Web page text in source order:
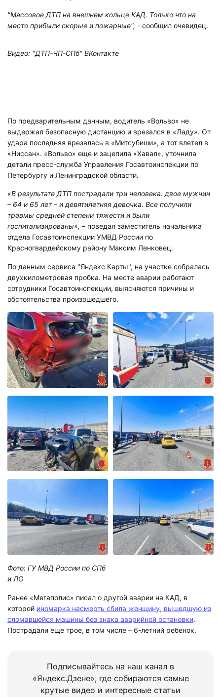
"Массовое ДТП на внешнем кольце КАД. Только что на
место прибыли скорые и пожарные", - сообщил очевидец.
Видео: "ДТП-ЧП-СПб" ВКонтакте
По предварительным данным, водитель «Вольво» не
выдержал безопасную дистанцию и врезался в «Ладу». От
удара последняя врезалась в «Митсубиши», а тот влетел в
«Ниссан». «Вольво» еще и зацепила «Хавал», уточнила
детали пресс-служба Управления Госавтоинспекции по
Петербургу и Ленинградской области.
«В результате ДТП пострадали три человека: двое мужчин
– 64 и 65 лет – и девятилетняя девочка. Все получили
травмы средней степени тяжести и были
госпитализированы», – поведал заместитель начальника
отдела Госавтоинспекции УМВД России по
Красногвардейскому району Максим Ленковец.
По данным сервиса "Яндекс Карты", на участке собралась
двухкилометровая пробка. На месте аварии работают
сотрудники Госавтоинспекции, выясняются причины и
обстоятельства произошедшего.
Фото: ГУ МВД России по СПб
и ЛО
Ранее «Мегаполис» писал о другой аварии на КАД, в
которой иномарка насмерть сбила женщину, вышедшую из
сломавшейся машины без знака аварийной остановки.
Пострадали еще трое, в том числе – 6-летний ребенок.
Подписывайтесь на наш канал в
«Яндекс.Дзене», где собираются самые
крутые видео и интересные статьи